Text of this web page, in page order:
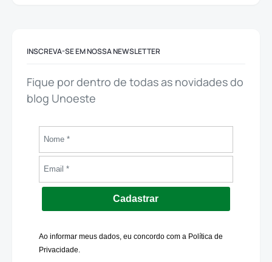
INSCREVA-SE EM NOSSA NEWSLETTER
Fique por dentro de todas as novidades do
blog Unoeste
Cadastrar
Ao informar meus dados, eu concordo com a Política de
Privacidade.